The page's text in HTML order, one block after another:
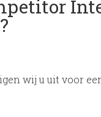
wij u uit voor